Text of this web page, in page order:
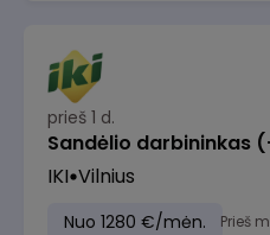
prieš 1 d.
Sandėlio darbininkas
IKI Vilnius
Nuo 1280 €/mėn. Prieš